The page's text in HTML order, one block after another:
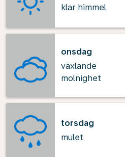
klar himmel
onsdag
växlande
molnighet
torsdag
mulet